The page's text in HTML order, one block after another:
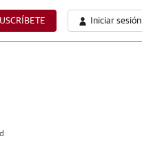
Iniciar sesión